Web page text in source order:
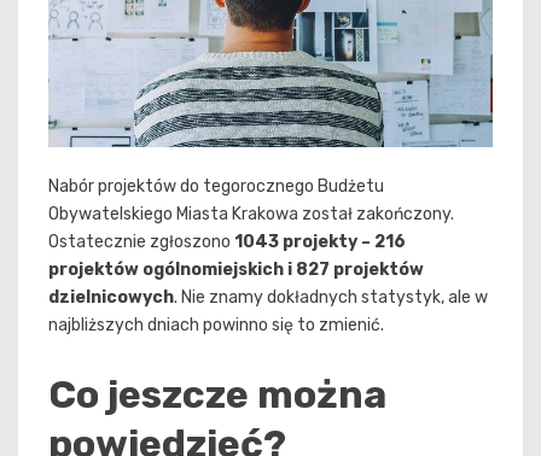
Nabór projektów do tegorocznego Budżetu
Obywatelskiego Miasta Krakowa został zakończony.
Ostatecznie zgłoszono 1043 projekty – 216
projektów ogólnomiejskich i 827 projektów
dzielnicowych. Nie znamy dokładnych statystyk, ale w
najbliższych dniach powinno się to zmienić.
Co jeszcze można
powiedzieć?